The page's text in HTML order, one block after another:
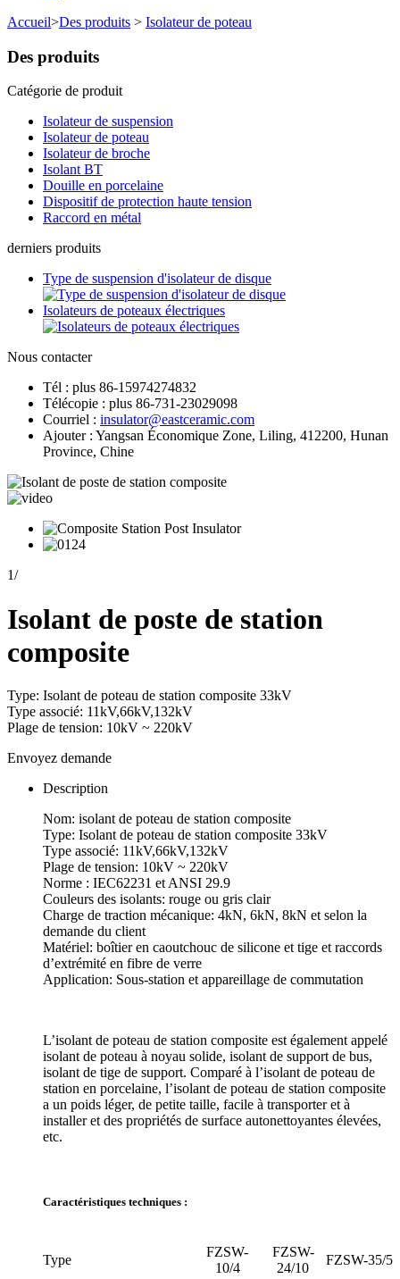
Accueil>Des produits > Isolateur de poteau
Des produits
Catégorie de produit
Isolateur de suspension
Isolateur de poteau
Isolateur de broche
Isolant BT
Douille en porcelaine
Dispositif de protection haute tension
Raccord en métal
derniers produits
Type de suspension d'isolateur de disque
Isolateurs de poteaux électriques
Nous contacter
Tél : plus 86-15974274832
Télécopie : plus 86-731-23029098
Courriel : insulator@eastceramic.com
Ajouter : Yangsan Économique Zone, Liling, 412200, Hunan
Province, Chine
1/
Isolant de poste de station
composite
Type: Isolant de poteau de station composite 33kV
Type associé: 11kV,66kV,132kV
Plage de tension: 10kV ~ 220kV
Envoyez demande
Description
Nom: isolant de poteau de station composite
Type: Isolant de poteau de station composite 33kV
Type associé: 11kV,66kV,132kV
Plage de tension: 10kV ~ 220kV
Norme : IEC62231 et ANSI 29.9
Couleurs des isolants: rouge ou gris clair
Charge de traction mécanique: 4kN, 6kN, 8kN et selon la
demande du client
Matériel: boîtier en caoutchouc de silicone et tige et raccords
d’extrémité en fibre de verre
Application: Sous-station et appareillage de commutation
L’isolant de poteau de station composite est également appelé
isolant de poteau à noyau solide, isolant de support de bus,
isolant de tige de support. Comparé à l’isolant de poteau de
station en porcelaine, l’isolant de poteau de station composite
a un poids léger, de petite taille, facile à transporter et à
installer et des propriétés de surface autonettoyantes élevées,
etc.
Caractéristiques techniques :
Type
FZSW-
10/4
FZSW-
24/10
FZSW-35/5